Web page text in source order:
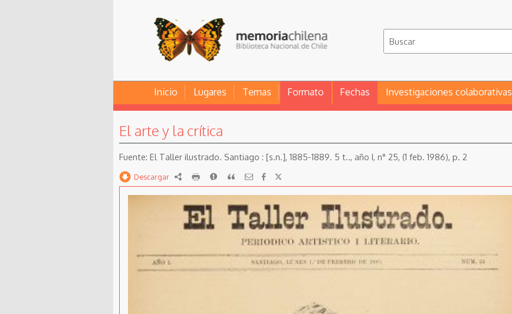
Inicio Lugares Temas Formato Fechas Investigaciones colaborativas
El arte y la crítica
El Taller ilustrado. Santiago : [s.n.], 1885-1889. 5 t.., año I, n° 25, (1 feb. 1986), p. 2
Descargar RDF imprimirReportarCitar